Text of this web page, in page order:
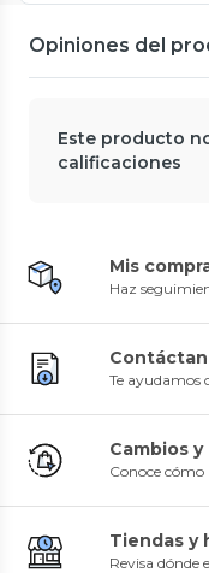
Opiniones del
Este producto
calificaciones
Mis
Haz
Te ayudamos
Cambios
Conoce cómo
Tiendas y
Revisa dónde